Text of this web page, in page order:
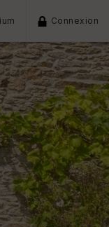
Connexion